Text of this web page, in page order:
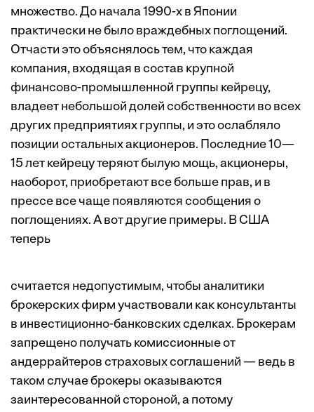
множество. До начала 1990-х в Японии
практически не было враждебных поглощений.
Отчасти это объяснялось тем, что каждая
компания, входящая в состав крупной
финансово-промышленной группы кейрецу,
владеет небольшой долей собственности во всех
других предприятиях группы, и это ослабляло
позиции остальных акционеров. Последние 10—
15 лет кейрецу теряют былую мощь, акционеры,
наоборот, приобретают все больше прав, и в
прессе все чаще появляются сообщения о
поглощениях. А вот другие примеры. В США
теперь
считается недопустимым, чтобы аналитики
брокерских фирм участвовали как консультанты
в инвестиционно-банковских сделках. Брокерам
запрещено получать комиссионные от
андеррайтеров страховых соглашений — ведь в
таком случае брокеры оказываются
заинтересованной стороной, а потому